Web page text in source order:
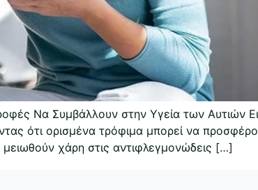
Να Συμβάλλουν στην Υγεία των Αυτιών
ότι ορισμένα τρόφιμα μπορεί να
χάρη στις αντιφλεγμονώδεις […]